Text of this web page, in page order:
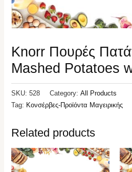
Knorr Πουρές
Mashed Potatoes
SKU:528 Category:All Products
Tag: Κονσέρβες-Προϊόντα Μαγειρικής
Related products